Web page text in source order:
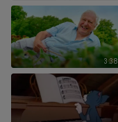
3:38